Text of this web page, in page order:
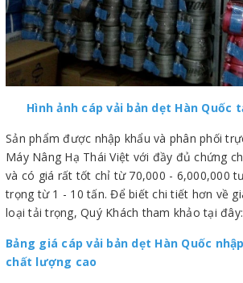
Hình ảnh cáp vải bản dẹt Hàn Quốc
Sản phẩm được nhập khẩu và phân phối
Máy Nâng Hạ Thái Việt với đầy đủ chứng
và có giá rất tốt chỉ từ 70,000 - 6,000,000
trọng từ 1 - 10 tấn. Để biết chi tiết hơn về
loại tải trọng, Quý Khách tham khảo tại đây:
Bảng giá cáp vải bản dẹt Hàn Quốc
chất lượng cao